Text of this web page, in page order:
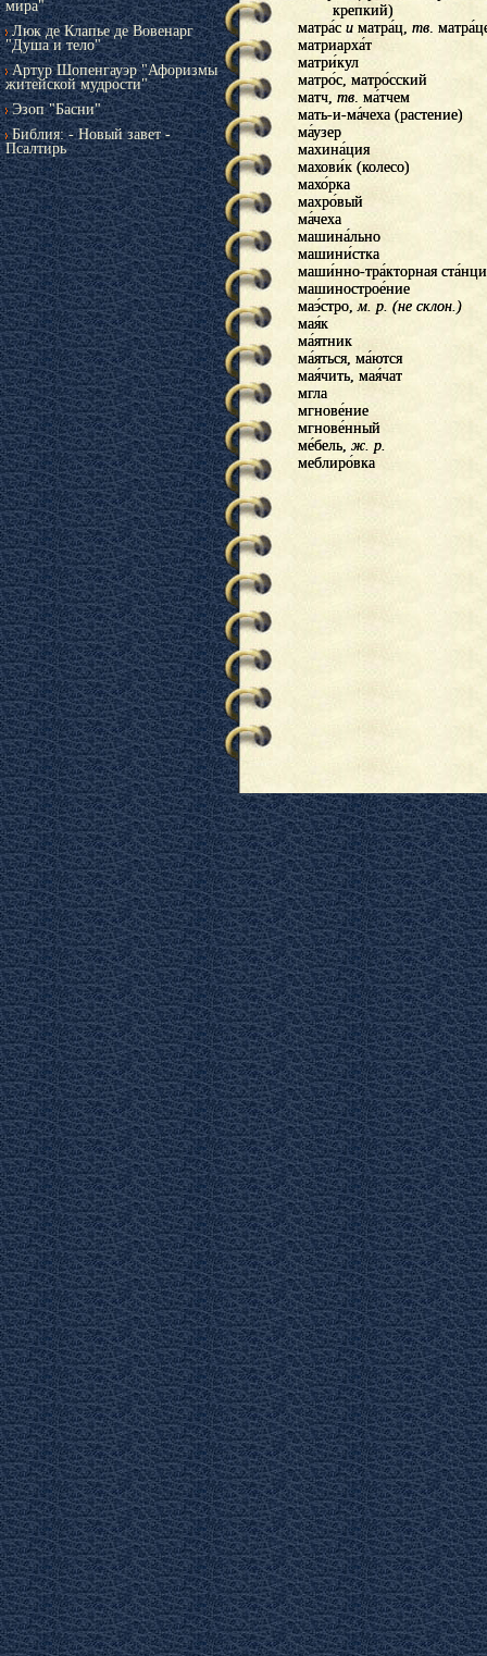
мира"
Люк де Клапье де Вовенарг
"Душа и тело"
Артур Шопенгауэр "Афоризмы
житейской мудрости"
Эзоп "Басни"
Библия: - Новый завет -
Псалтирь
крепкий)
крепкий)
матра́с и матра́ц, тв.
матрас и матрац, тв.
матриарха́т
матриархат
матри́кул
матрикул
матро́с, матро́сский
матрос, матросский
матч, тв. ма́тчем
матч, тв. матчем
мать-и-ма́чеха (растение)
мать-и-мачеха (растение)
ма́узер
маузер
махина́ция
махинация
махови́к (колесо)
маховик (колесо)
махо́рка
махорка
махро́вый
махровый
ма́чеха
мачеха
машина́льно
машинально
машини́стка
машинистка
маши́нно-тра́кторная
машинно-тракторная
машинострое́ние
машиностроение
маэ́стро,м. р. (не склон.)
маэстро,м. р. (не склон.)
мая́к
маяк
ма́ятник
маятник
ма́яться, ма́ются
маяться, маются
мая́чить, мая́чат
маячить, маячат
мгла
мгла
мгнове́ние
мгновение
мгнове́нный
мгновенный
ме́бель, ж. р.
мебель, ж. р.
меблиро́вка
меблировка